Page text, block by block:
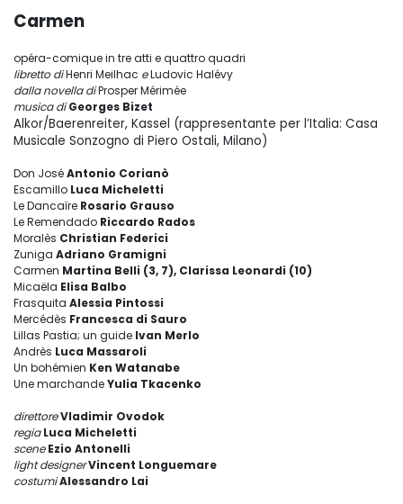
Carmen
opéra-comique in tre atti e quattro quadri
libretto diHenri Meilhac eLudovic Halévy
dalla novelladiProsper Mérimée
musica di Georges Bizet
Alkor/Baerenreiter, Kassel (rappresentante per l’Italia: Casa
Musicale Sonzogno di Piero Ostali, Milano)
Don JoséAntonio Corianò
Escamillo Luca Micheletti
Le Dancaïre Rosario Grauso
Le Remendado Riccardo Rados
Moralès Christian Federici
Zuniga Adriano Gramigni
Carmen Martina Belli (3, 7), Clarissa Leonardi (10)
Micaëla Elisa Balbo
Frasquita Alessia Pintossi
Mercédès Francesca di Sauro
Lillas Pastia; un guide Ivan Merlo
Andrès Luca Massaroli
Un bohémien Ken Watanabe
Une marchandeYulia Tkacenko
direttoreVladimir Ovodok
regia Luca Micheletti
scene Ezio Antonelli
light designerVincent Longuemare
costumiAlessandro Lai